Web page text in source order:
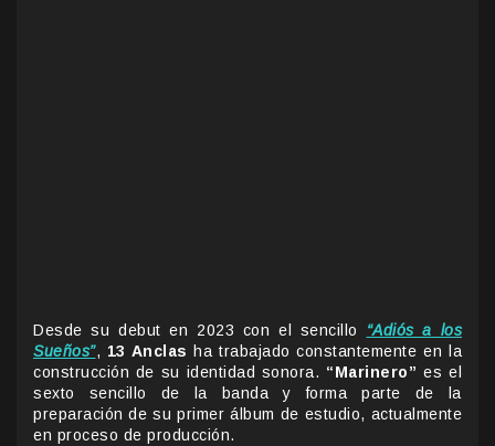
Desde su debut en 2023 con el sencillo “Adiós a los
Sueños”, 13 Anclas ha trabajado constantemente en la
construcción de su identidad sonora. “Marinero” es el
sexto sencillo de la banda y forma parte de la
preparación de su primer álbum de estudio, actualmente
en proceso de producción.